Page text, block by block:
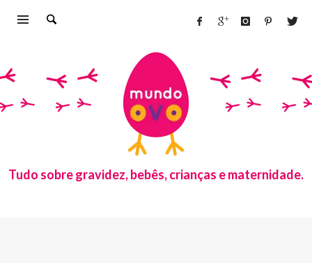
Tudo sobre gravidez, bebês, crianças e maternidade.